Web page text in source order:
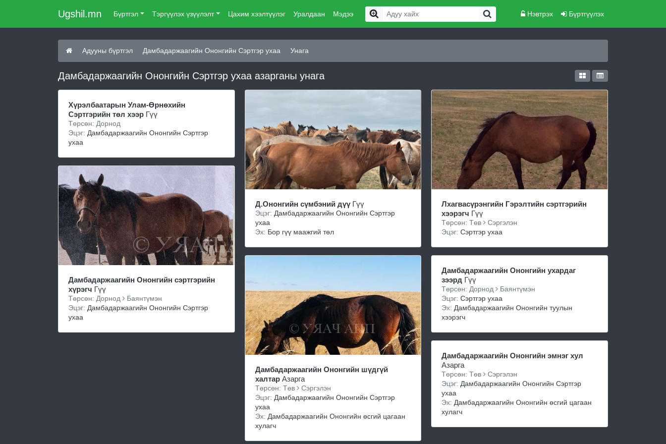
Ugshil.mn Бүртгэл Тэргүүлэх үзүүлэлт Цахим хээлтүүлэг Уралдаан Мэдээ Нэвтрэх Бүртгүүлэх
Адууны бүртгэл Дамбадаржаагийн Ононгийн Сэртгэр ухаа Унага
Дамбадаржаагийн Ононгийн Сэртгэр ухаа азарганы унага
Хүрэлбаатарын Улам-Өрнөхийн
Сэртгэрийн төл хээр Гүү
Төрсөн: Дорнод
Эцэг: Дамбадаржаагийн Ононгийн Сэртгэр
ухаа
Дамбадаржаагийн Ононгийн сэртгэрийн
хүрэгч Гүү
Төрсөн: Дорнод
Баянтүмэн
Эцэг: Дамбадаржаагийн Ононгийн Сэртгэр
ухаа
Д.Ононгийн сүмбэний дүү Гүү
Эцэг: Дамбадаржаагийн Ононгийн Сэртгэр
ухаа
Эх: Бор гүү маажгий төл
Дамбадаржаагийн Ононгийн шүдгүй
халтарАзарга
Төрсөн: Төв Сэргэлэн
Эцэг: Дамбадаржаагийн Ононгийн Сэртгэр
ухаа
Эх: Дамбадаржаагийн Ононгийн өсгий цагаан
хулагч
Лхагвасүрэнгийн Гэрэлтийн сэртгэрийн
хээрэгч Гүү
Төрсөн: Төв Сэргэлэн
Эцэг:Сэртгэр ухаа
Дамбадаржаагийн Ононгийн ухардаг
зээрд Гүү
Төрсөн: Дорнод
Баянтүмэн
Эцэг:Сэртгэр ухаа
Эх: Дамбадаржаагийн Ононгийн туулын
хээрэгч
Дамбадаржаагийн Ононгийн эмнэг хул
Азарга
Төрсөн: Төв Сэргэлэн
Эцэг: Дамбадаржаагийн Ононгийн Сэртгэр
ухаа
Эх: Дамбадаржаагийн Ононгийн өсгий цагаан
хулагч